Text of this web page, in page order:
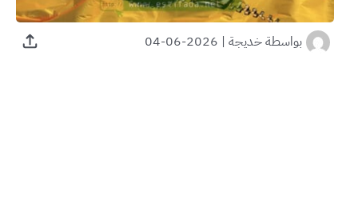
بواسطةخديجة |
2026-06-04